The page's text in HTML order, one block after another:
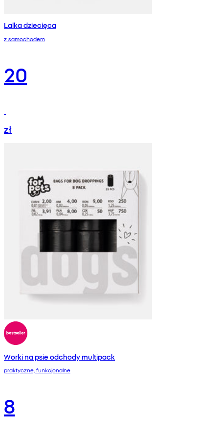
Lalka dziecięca
z samochodem
20
zł
Worki na psie odchody multipack
praktyczne, funkcjonalne
8